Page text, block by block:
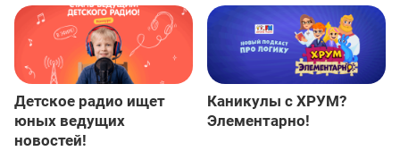
Детское радио ищет
юных ведущих
новостей!
Каникулы с ХРУМ?
Элементарно!